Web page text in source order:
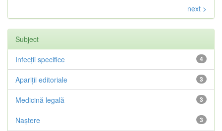
next >
Subject
4
Infecții specifice
3
Apariții editoriale
3
Medicină legală
3
Naștere